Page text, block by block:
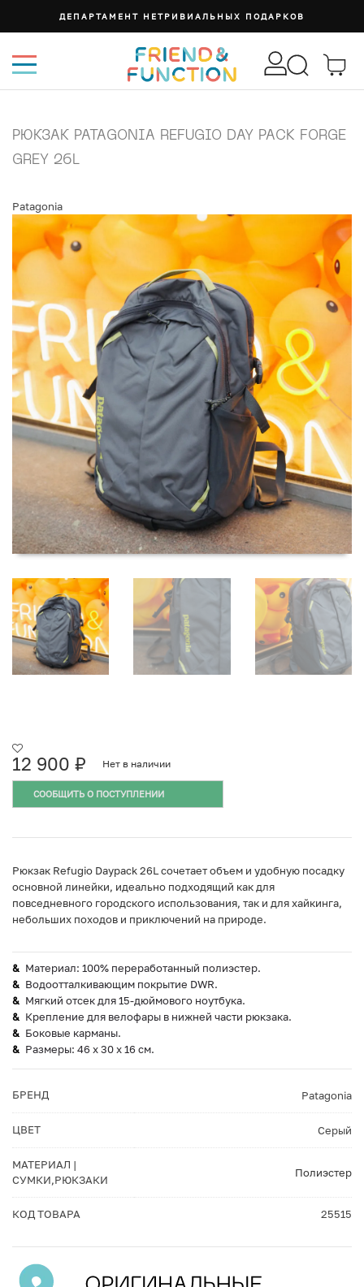
ДЕПАРТАМЕНТ НЕТРИВИАЛЬНЫХ ПОДАРКОВ
РЮКЗАК PATAGONIA REFUGIO DAY PACK FORGE
GREY 26L
Patagonia
12 900 ₽ Нет в наличии
СООБЩИТЬ О ПОСТУПЛЕНИИ
Рюкзак Refugio Daypack 26L сочетает объем и удобную посадку
основной линейки, идеально подходящий как для
повседневного городского использования, так и для хайкинга,
небольших походов и приключений на природе.
Материал: 100% переработанный полиэстер.
Водоотталкивающим покрытие DWR.
Мягкий отсек для 15-дюймового ноутбука.
Крепление для велофары в нижней части рюкзака.
Боковые карманы.
Размеры: 46 x 30 x 16 см.
БРЕНД Patagonia
ЦВЕТ Серый
МАТЕРИАЛ |
СУМКИ,РЮКЗАКИ
Полиэстер
КОД ТОВАРА 25515